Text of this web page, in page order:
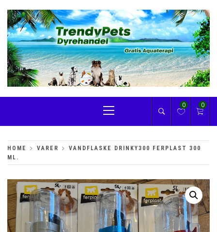
content
TRENDYPETS
Menu
0 0
HOME VARER
VANDFLASKE DRINKY300 FERPLAST 300
ML.